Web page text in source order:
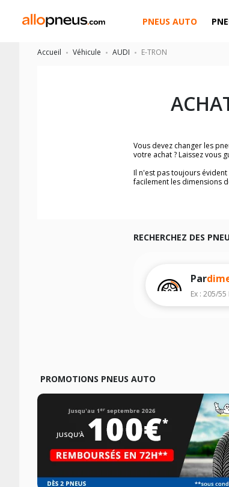
PNEUS AUTO
Accueil Véhicule AUDI E-TRON
Vous devez changer les
votre achat ? Laissez vous
Il n'est pas toujours
facilement les dimensions
véhicule ainsi que sur
Pour cela, veuillez
RECHERCHEZ DES
Par
Ex : 205/55
PROMOTIONS PNEUS AUTO